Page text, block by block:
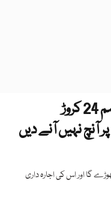
پانی پاکستان کی ریڈ لائن ہے ہم 24 کروڑ
آنچ نہیں آنے دیں
گا اور اس کی اجارہ داری